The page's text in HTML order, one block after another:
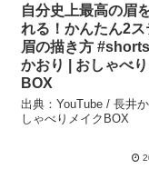
自分史上最高の眉
れる！かんたん2ス
眉の描き方
かおり | おしゃべ
BOX
出典：YouTube / 長井
しゃべりメイクBOX